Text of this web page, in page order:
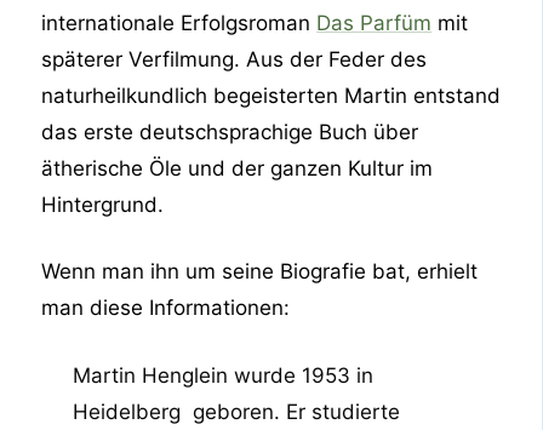
internationale Erfolgsroman Das Parfüm mit
späterer Verfilmung. Aus der Feder des
naturheilkundlich begeisterten Martin entstand
das erste deutschsprachige Buch über
ätherische Öle und der ganzen Kultur im
Hintergrund.
Wenn man ihn um seine Biografie bat, erhielt
man diese Informationen:
Martin Henglein wurde 1953 in
Heidelberg geboren. Er studierte